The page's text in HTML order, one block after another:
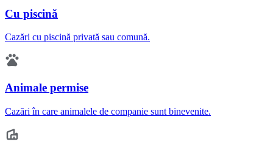
Cu piscină
Cazări cu piscină privată sau comună.
Animale permise
Cazări în care animalele de companie sunt binevenite.